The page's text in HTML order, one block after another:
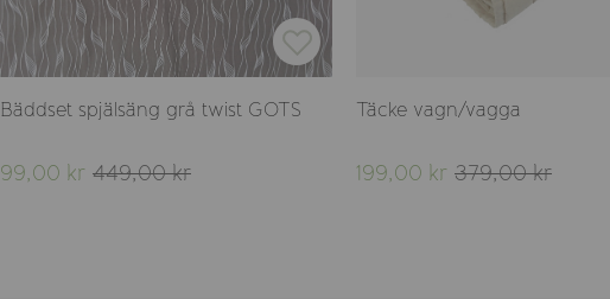
Bäddset spjälsäng grå twist GOTS
99,00 kr 449,00 kr
Täcke vagn/vagga
199,00 kr 379,00 kr